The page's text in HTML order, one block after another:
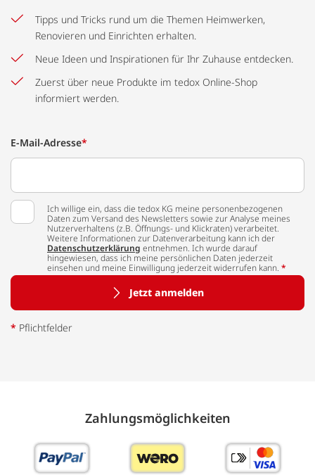
Tipps und Tricks rund um die Themen Heimwerken,
Renovieren und Einrichten erhalten.
Neue Ideen und Inspirationen für Ihr Zuhause entdecken.
Zuerst über neue Produkte im tedox Online-Shop
informiert werden.
E-Mail-Adresse*
Ich willige ein, dass die tedox KG meine personenbezogenen
Daten zum Versand des Newsletters sowie zur Analyse meines
Nutzerverhaltens (z.B. Öffnungs- und Klickraten) verarbeitet.
Weitere Informationen zur Datenverarbeitung kann ich der
Datenschutzerklärung entnehmen. Ich wurde darauf
hingewiesen, dass ich meine persönlichen Daten jederzeit
einsehen und meine Einwilligung jederzeit widerrufen kann. *
Jetzt anmelden
* Pflichtfelder
Zahlungs­möglich­keiten